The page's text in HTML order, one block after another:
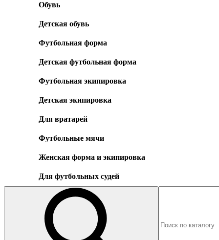
Обувь
Детская обувь
Футбольная форма
Детская футбольная форма
Футбольная экипировка
Детская экипировка
Для вратарей
Футбольные мячи
Женская форма и экипировка
Для футбольных судей